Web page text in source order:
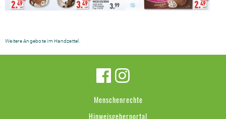
Weitere Angebote im Handzettel.
Menschenrechte
Hinweisgeberportal